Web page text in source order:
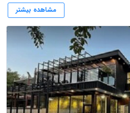
مشاهده بیشتر